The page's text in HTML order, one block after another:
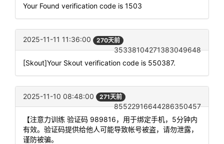
Your Found verification code is 1503
2025-11-11 11:36:00 270天前
35338104271383049648
[Skout]Your Skout verification code is 550387.
2025-11-10 08:48:00 271天前
85522916644286350457
【注意力训练 验证码 989816，用于绑定手机，5分钟内
有效。验证码提供给他人可能导致帐号被盗，请勿泄露，
谨防被骗。